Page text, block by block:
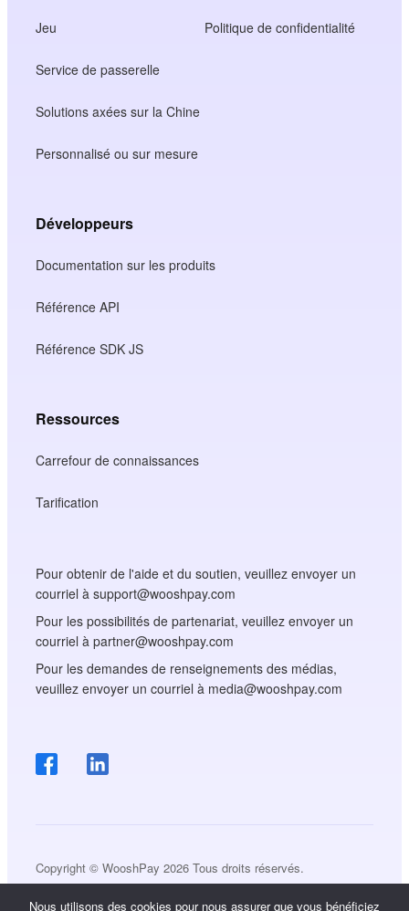
Jeu
Service de passerelle
Solutions axées sur la Chine
Personnalisé ou sur mesure
Politique de confidentialité
Développeurs
Documentation sur les produits
Référence API
Référence SDK JS
Ressources
Carrefour de connaissances
Tarification
Pour obtenir de l'aide et du soutien, veuillez envoyer un
courriel à support@wooshpay.com
Pour les possibilités de partenariat, veuillez envoyer un
courriel à partner@wooshpay.com
Pour les demandes de renseignements des médias,
veuillez envoyer un courriel à media@wooshpay.com
Copyright © WooshPay 2026 Tous droits réservés.
Nous utilisons des cookies pour nous assurer que vous bénéficiez